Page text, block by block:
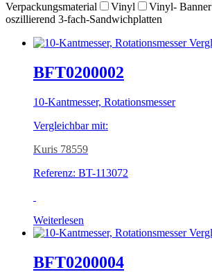
Verpackungsmaterial
Vinyl Vinyl- Banner
oszillierend 3-fach-Sandwichplatten
BFT0200002
10-Kantmesser, Rotationsmesser
Vergleichbar mit:
Kuris 78559
Referenz: BT-113072
Weiterlesen
BFT0200004